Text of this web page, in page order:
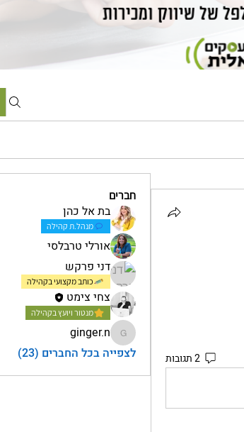
2 תגובות
חברים
בת אל כהן
מנהל.ת קהילה
אורלי טרבלסי
דני פרקש
כותב מקצועי בקהילה
צחי צימט
מנטור ויועץ בקהילה
ginger.n
ginger.n
לצפייה בכל החברים (23)